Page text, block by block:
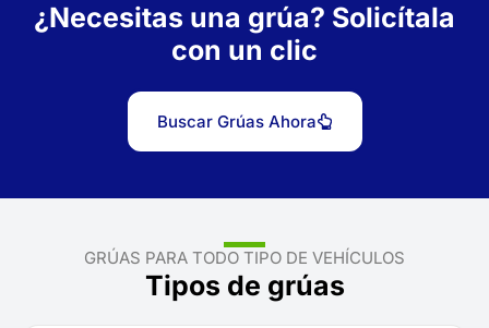
¿Necesitas una grúa? Solicítala
con un clic
Buscar Grúas Ahora
GRÚAS PARA TODO TIPO DE VEHÍCULOS
Tipos de grúas